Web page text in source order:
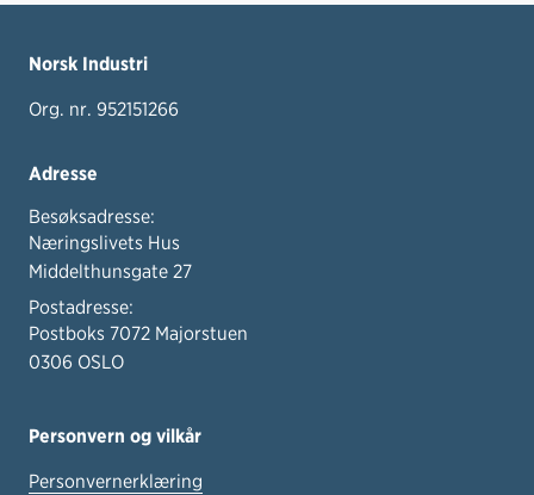
Norsk Industri
Org. nr. 952151266
Adresse
Besøksadresse:
Næringslivets Hus
Middelthunsgate 27
Postadresse:
Postboks 7072 Majorstuen
0306 OSLO
Personvern og vilkår
Personvernerklæring